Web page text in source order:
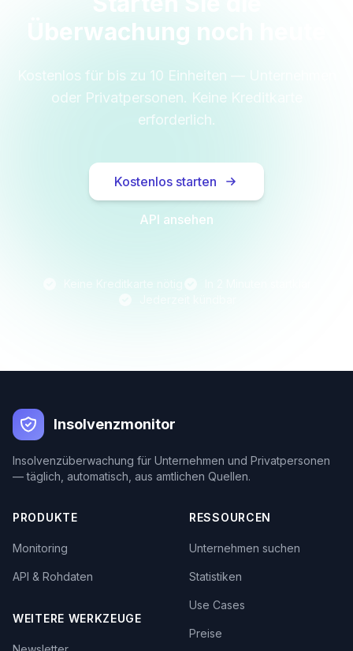
Überwachung noch heute
Kostenlos für bis zu 10 Einheiten — Unternehmen
oder Privatpersonen. Keine Kreditkarte
erforderlich.
Kostenlos starten
API ansehen
Insolvenzmonitor
Insolvenzüberwachung für Unternehmen und Privatpersonen
— täglich, automatisch, aus amtlichen Quellen.
PRODUKTE
Monitoring
API & Rohdaten
WEITERE WERKZEUGE
RESSOURCEN
Unternehmen suchen
Statistiken
Use Cases
Preise